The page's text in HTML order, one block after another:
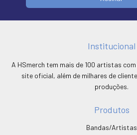
Institucional
A HSmerch tem mais de 100 artistas
site oficial, além de milhares de
produções.
Produtos
Bandas/Artistas